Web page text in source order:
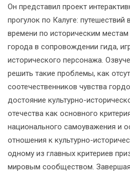
Он представил проект
прогулок по Калуге: путешествий
времени по историческим
города в сопровождении гида,
исторического персонажа.
решить такие проблемы, как
соотечественников чувства
достояние культурно-
отечества как основного
национального самоуважения и
отношения к культурно-
одному из главных критериев
мировым сообществом. Завершая